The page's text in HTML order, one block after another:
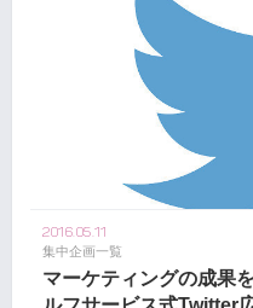
2016.05.11
集中企画一覧
マーケティングの成果